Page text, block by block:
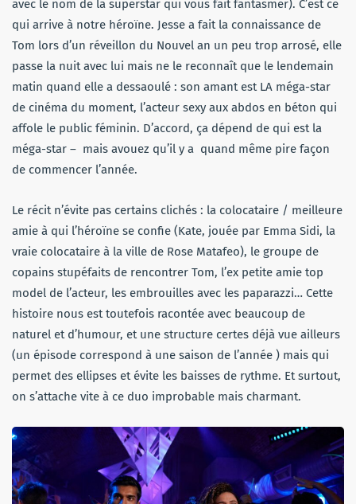
avec le nom de la superstar qui vous fait fantasmer). C’est ce
qui arrive à notre héroïne. Jesse a fait la connaissance de
Tom lors d’un réveillon du Nouvel an un peu trop arrosé, elle
passe la nuit avec lui mais ne le reconnaît que le lendemain
matin quand elle a dessaoulé : son amant est LA méga-star
de cinéma du moment, l’acteur sexy aux abdos en béton qui
affole le public féminin. D’accord, ça dépend de qui est la
méga-star – mais avouez qu’il y a quand même pire façon
de commencer l’année.
Le récit n’évite pas certains clichés : la colocataire / meilleure
amie à qui l’héroïne se confie (Kate, jouée par Emma Sidi, la
vraie colocataire à la ville de Rose Matafeo), le groupe de
copains stupéfaits de rencontrer Tom, l’ex petite amie top
model de l’acteur, les embrouilles avec les paparazzi… Cette
histoire nous est toutefois racontée avec beaucoup de
naturel et d’humour, et une structure certes déjà vue ailleurs
(un épisode correspond à une saison de l’année ) mais qui
permet des ellipses et évite les baisses de rythme. Et surtout,
on s’attache vite à ce duo improbable mais charmant.